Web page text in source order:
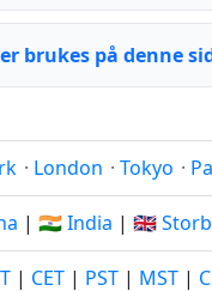
brukes på denne
· London · Tokyo ·
| 🇮🇳 India | 🇬🇧
| CET | PST | MST |